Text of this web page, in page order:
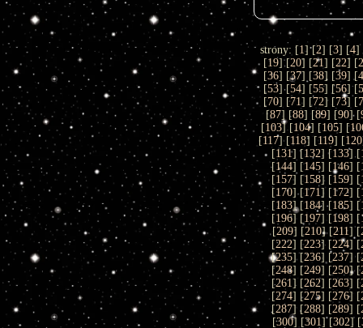
strony: [1] [2] [3] [4]
[19] [20] [21] [22] [
[36] [37] [38] [39] [
[53] [54] [55] [56] [
[70] [71] [72] [73] [
[87] [88] [89] [90] [
[103] [104] [105] [
[117] [118] [119] [120
[131] [132] [133] [
[144] [145] [146] [
[157] [158] [159] [
[170] [171] [172] [
[183] [184] [185] [
[196] [197] [198] [
[209] [210] [211] [
[222] [223] [224] [
[235] [236] [237] [
[248] [249] [250] [
[261] [262] [263] [
[274] [275] [276] [
[287] [288] [289] [
[300] [301] [302] [